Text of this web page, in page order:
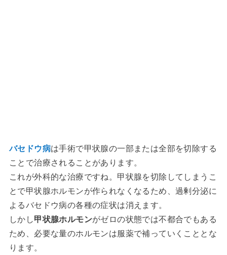
バセドウ病は手術で甲状腺の一部または全部を切除する
ことで治療されることがあります。
これが外科的な治療ですね。甲状腺を切除してしまうこ
とで甲状腺ホルモンが作られなくなるため、過剰分泌に
よるバセドウ病の各種の症状は消えます。
しかし甲状腺ホルモンがゼロの状態では不都合でもある
ため、必要な量のホルモンは服薬で補っていくこととな
ります。